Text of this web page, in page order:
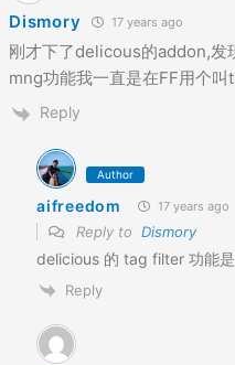
Dismory 17 years ago
刚才下了delicous的addon,
mng功能我一直是在FF用个
Reply
Author
aifreedom 17 years ago
Reply toDismory
delicious 的 tag filter 功能
Reply